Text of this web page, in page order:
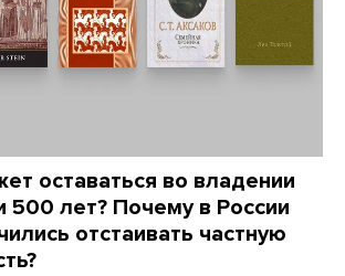
оставаться во владении
500 лет? Почему в России
отстаивать частную